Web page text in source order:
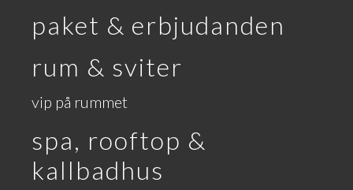
paket & erbjudanden
rum & sviter
vip på rummet
spa, rooftop &
kallbadhus